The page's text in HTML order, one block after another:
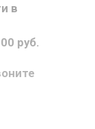
в
руб.